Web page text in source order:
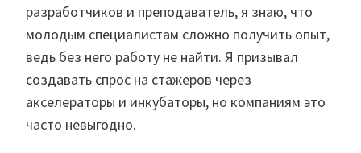
разработчиков и преподаватель, я знаю, что
молодым специалистам сложно получить опыт,
ведь без него работу не найти. Я призывал
создавать спрос на стажеров через
акселераторы и инкубаторы, но компаниям это
часто невыгодно.